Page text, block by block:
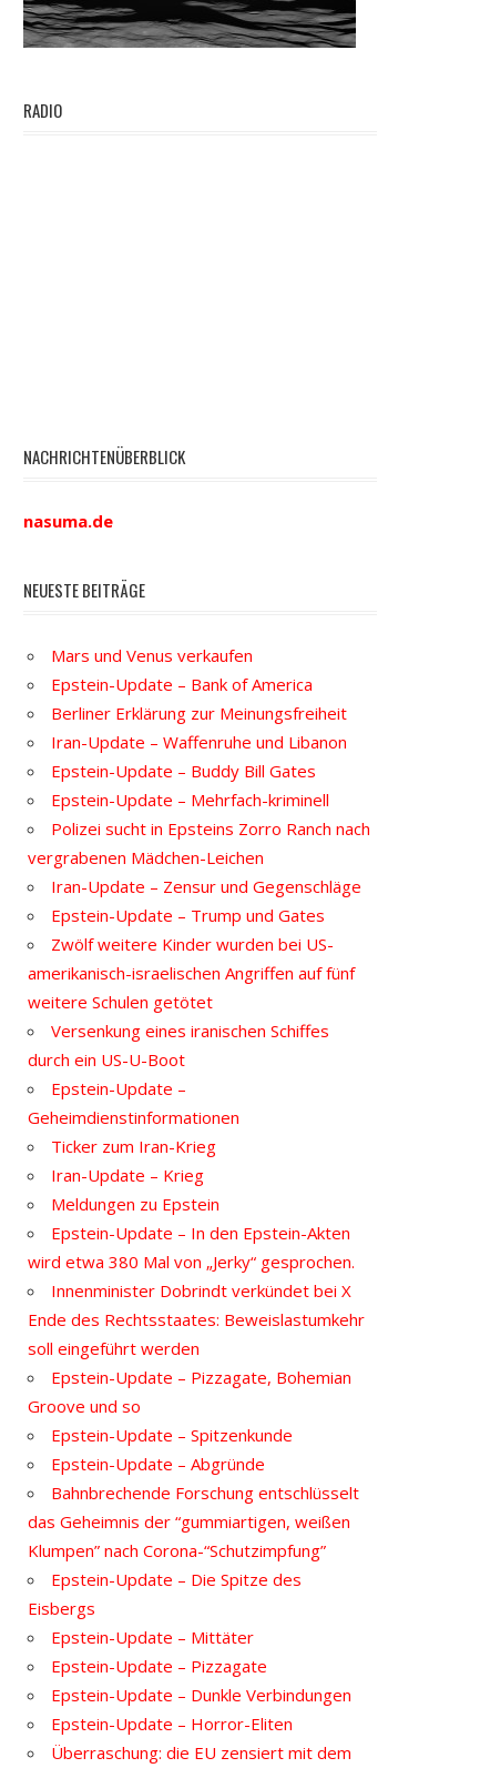
RADIO
NACHRICHTENÜBERBLICK
nasuma.de
NEUESTE BEITRÄGE
Mars und Venus verkaufen
Epstein-Update – Bank of America
Berliner Erklärung zur Meinungsfreiheit
Iran-Update – Waffenruhe und Libanon
Epstein-Update – Buddy Bill Gates
Epstein-Update – Mehrfach-kriminell
Polizei sucht in Epsteins Zorro Ranch nach
vergrabenen Mädchen-Leichen
Iran-Update – Zensur und Gegenschläge
Epstein-Update – Trump und Gates
Zwölf weitere Kinder wurden bei US-
amerikanisch-israelischen Angriffen auf fünf
weitere Schulen getötet
Versenkung eines iranischen Schiffes
durch ein US-U-Boot
Epstein-Update –
Geheimdienstinformationen
Ticker zum Iran-Krieg
Iran-Update – Krieg
Meldungen zu Epstein
Epstein-Update – In den Epstein-Akten
wird etwa 380 Mal von „Jerky“ gesprochen.
Innenminister Dobrindt verkündet bei X
Ende des Rechtsstaates: Beweislastumkehr
soll eingeführt werden
Epstein-Update – Pizzagate, Bohemian
Groove und so
Epstein-Update – Spitzenkunde
Epstein-Update – Abgründe
Bahnbrechende Forschung entschlüsselt
das Geheimnis der “gummiartigen, weißen
Klumpen” nach Corona-“Schutzimpfung”
Epstein-Update – Die Spitze des
Eisbergs
Epstein-Update – Mittäter
Epstein-Update – Pizzagate
Epstein-Update – Dunkle Verbindungen
Epstein-Update – Horror-Eliten
Überraschung: die EU zensiert mit dem